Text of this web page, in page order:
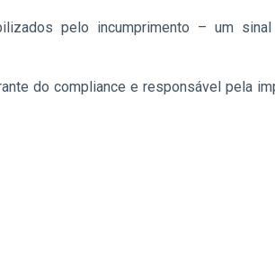
pelo incumprimento – um
do compliance e responsável pela